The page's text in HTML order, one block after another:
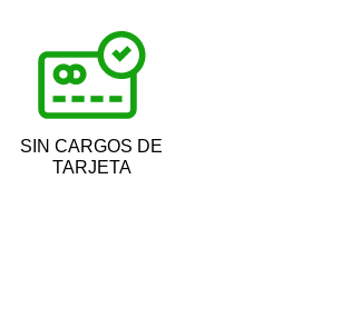
SIN CARGOS DE
TARJETA